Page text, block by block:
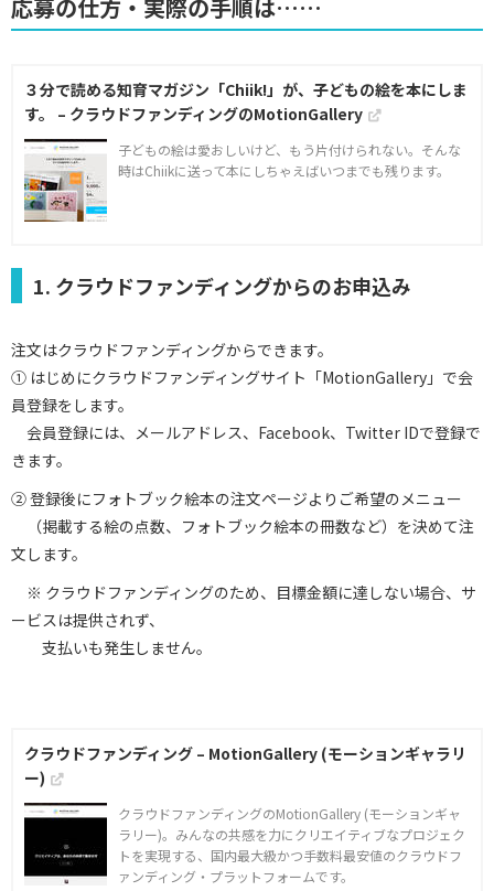
応募の仕方・実際の手順は……
３分で読める知育マガジン「Chiik!」が、子どもの絵を本にしま
す。 – クラウドファンディングのMotionGallery
子どもの絵は愛おしいけど、もう片付けられない。そんな
時はChiikに送って本にしちゃえばいつまでも残ります。
1. クラウドファンディングからのお申込み
注文はクラウドファンディングからできます。
① はじめにクラウドファンディングサイト「MotionGallery」で会
員登録をします。
会員登録には、メールアドレス、Facebook、Twitter IDで登録で
きます。
② 登録後にフォトブック絵本の注文ページよりご希望のメニュー
（掲載する絵の点数、フォトブック絵本の冊数など）を決めて注
文します。
※ クラウドファンディングのため、目標金額に達しない場合、サ
ービスは提供されず、
支払いも発生しません。
クラウドファンディング – MotionGallery (モーションギャラリ
ー)
クラウドファンディングのMotionGallery (モーションギャ
ラリー)。みんなの共感を力にクリエイティブなプロジェク
トを実現する、国内最大級かつ手数料最安値のクラウドフ
ァンディング・プラットフォームです。